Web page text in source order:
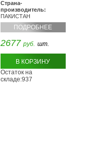
Страна-
производитель:
ПАКИСТАН
ПОДРОБНЕЕ
2677 руб. шт.
В КОРЗИНУ
Остаток на
складе:937